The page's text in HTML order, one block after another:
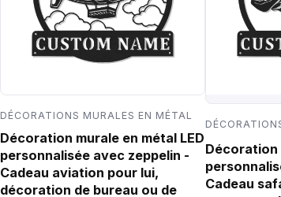
DÉCORATIONS MURALES EN MÉTAL
Décoration murale en métal LED
personnalisée avec zeppelin -
Cadeau aviation pour lui,
décoration de bureau ou de
Décoration
Cadeau